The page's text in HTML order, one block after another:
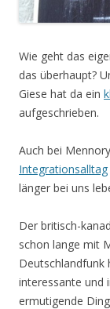
Wie geht das
das überhaupt?
Giese hat da ein
aufgeschrieben.
Auch bei
Integrationsalltag
länger bei uns
Der britisch-
schon lange mit
Deutschlandfunk
interessante und
ermutigende